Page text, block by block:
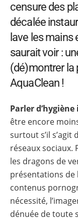
censure des
décalée
lave les mains
saurait voir :
(dé)montrer la
AquaClean !
Parler
être encore
surtout s’il s’agit
réseaux sociaux.
les dragons de
présentations de
contenus
nécessité,
dénuée de toute